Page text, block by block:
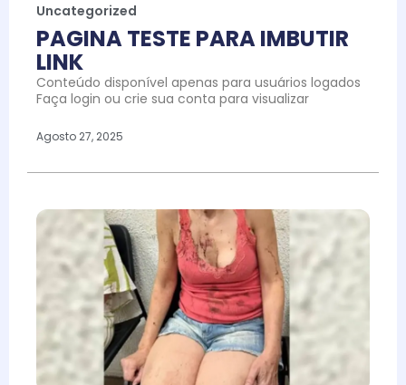
Uncategorized
PAGINA TESTE PARA IMBUTIR
LINK
Conteúdo disponível apenas para usuários logados
Faça login ou crie sua conta para visualizar
Agosto 27, 2025